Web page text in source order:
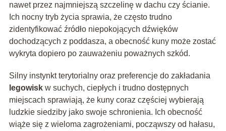
nawet przez najmniejszą szczelinę w dachu czy ścianie.
Ich nocny tryb życia sprawia, że często trudno
zidentyfikować źródło niepokojących dźwięków
dochodzących z poddasza, a obecność kuny może zostać
wykryta dopiero po zauważeniu poważnych szkód.
Silny instynkt terytorialny oraz preferencje do zakładania
legowiskw suchych, ciepłych i trudno dostępnych
miejscach sprawiają, że kuny coraz częściej wybierają
ludzkie siedziby jako swoje schronienia. Ich obecność
wiąże się z wieloma zagrożeniami, począwszy od hałasu,